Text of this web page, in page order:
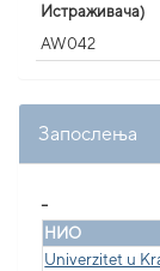
Истраживача)
AW042
Запослења
НИО
Univerzitet u